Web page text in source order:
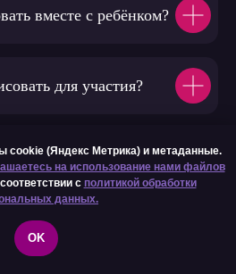
вместе с ребёнком?
для участия?
бесплатное?
марафон?
cookie (Яндекс Метрика) и метаданные.
на использование нами файлов
с политикой обработки
данных.
OK